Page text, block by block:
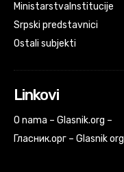
MinistarstvaInstitucije
Srpski predstavnici
Ostali subjekti
Linkovi
O nama – Glasnik.org –
Гласник.орг – Glasnik org